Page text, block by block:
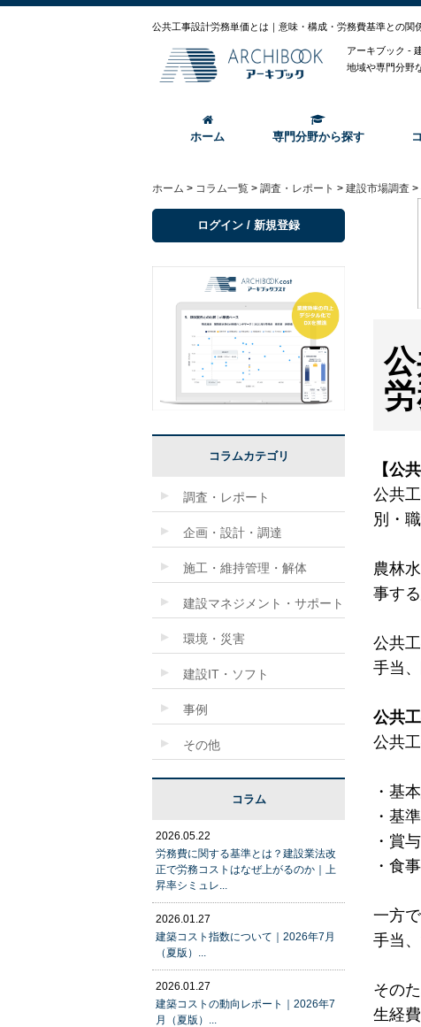
公共工事設計労務単価とは｜意味・構成・労務費基準との関
アーキブック -
地域や専門分野
ホーム 専門分野から探す
ホーム > コラム一覧 > 調査・レポート > 建設市場調査 >
【公
公共
別・
農林
事す
公共
手当
公共
公共
・基
・基
・賞
・食
一方
手当
その
生経
ログイン / 新規登録
コラムカテゴリ
調査・レポート
企画・設計・調達
施工・維持管理・解体
建設マネジメント・サポート
環境・災害
建設IT・ソフト
事例
その他
コラム
2026.05.22
労務費に関する基準とは？建設業法改
正で労務コストはなぜ上がるのか｜上
昇率シミュレ...
2026.01.27
建築コスト指数について｜2026年7月
（夏版）...
2026.01.27
建築コストの動向レポート｜2026年7
月（夏版）...